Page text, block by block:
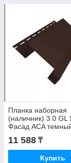
Планка наборная
(наличник) 3.0 GL
Фасад ACA
11 588 ₸
Купить